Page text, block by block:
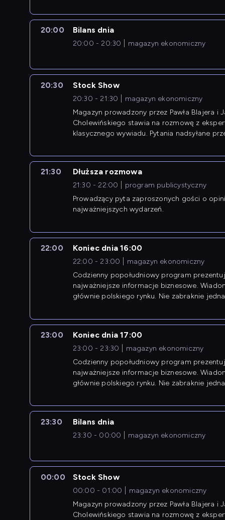
20:00 Bilans dnia
20:00 - 20:30 magazyn ekonomiczny
20:30 Stock Show
20:30 - 21:30
magazyn ekonomiczny
Magazyn prowadzony przez Pawła Blajera i
Cholewińskiego stawia na rozmowę z
klasycznego wywiadu. Pytania nadsyłane
21:30 Dłuższa rozmowa
21:30 - 22:00
program publicystyczny
Prowadzący pyta zaproszonych gości o
najważniejszych wydarzeń.
22:00 Koniec dnia 16:00
22:00 - 23:00
magazyn ekonomiczny
Codzienny popołudniowy program
najważniejsze informacje biznesowe.
głównie polskiego rynku. Nie zabraknie
23:00 Koniec dnia 17:00
23:00 - 23:30
magazyn ekonomiczny
Codzienny popołudniowy program
najważniejsze informacje biznesowe.
głównie polskiego rynku. Nie zabraknie
23:30 Bilans dnia
23:30 - 00:00 magazyn ekonomiczny
00:00 Stock Show
00:00 - 01:00
magazyn ekonomiczny
Magazyn prowadzony przez Pawła Blajera i
Cholewińskiego stawia na rozmowę z